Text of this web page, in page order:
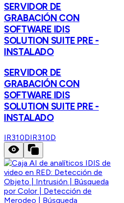
SERVIDOR DE
GRABACIÓN CON
SOFTWARE IDIS
SOLUTION SUITE PRE -
INSTALADO
SERVIDOR DE
GRABACIÓN CON
SOFTWARE IDIS
SOLUTION SUITE PRE -
INSTALADO
IR310DIR310D